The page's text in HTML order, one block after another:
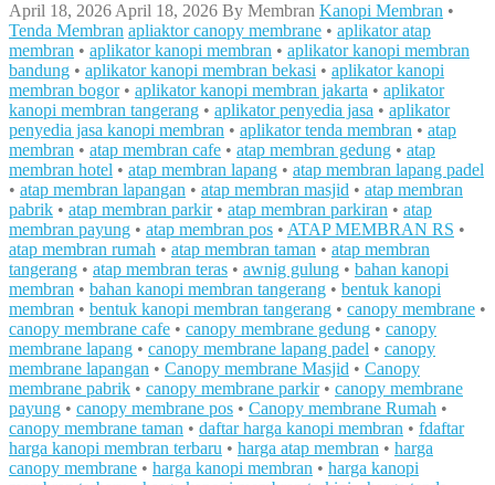
April 18, 2026 April 18, 2026 By Membran Kanopi Membran •
Tenda Membran apliaktor canopy membrane • aplikator atap
membran • aplikator kanopi membran • aplikator kanopi membran
bandung • aplikator kanopi membran bekasi • aplikator kanopi
membran bogor• aplikator kanopi membran jakarta • aplikator
kanopi membran tangerang • aplikator penyedia jasa • aplikator
penyedia jasa kanopi membran • aplikator tenda membran • atap
membran • atap membran cafe • atap membran gedung • atap
membran hotel • atap membran lapang • atap membran lapang padel
• atap membran lapangan • atap membran masjid • atap membran
pabrik • atap membran parkir• atap membran parkiran • atap
membran payung • atap membran pos • ATAP MEMBRAN RS •
atap membran rumah • atap membran taman • atap membran
tangerang • atap membran teras • awnig gulung • bahan kanopi
membran • bahan kanopi membran tangerang • bentuk kanopi
membran • bentuk kanopi membran tangerang • canopy membrane •
canopy membrane cafe • canopy membrane gedung • canopy
membrane lapang • canopy membrane lapang padel • canopy
membrane lapangan • Canopy membrane Masjid • Canopy
membrane pabrik • canopy membrane parkir• canopy membrane
payung • canopy membrane pos • Canopy membrane Rumah •
canopy membrane taman • daftar harga kanopi membran • fdaftar
harga kanopi membran terbaru • harga atap membran • harga
canopy membrane • harga kanopi membran • harga kanopi